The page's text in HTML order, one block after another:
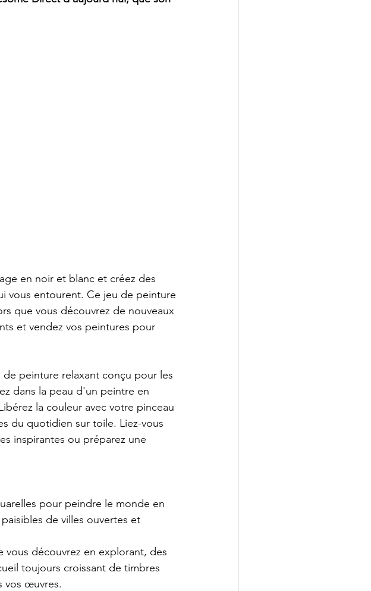
en noir et blanc et créez des
vous entourent. Ce jeu de peinture
que vous découvrez de nouveaux
et vendez vos peintures pour
peinture relaxant conçu pour les
dans la peau d'un peintre en
la couleur avec votre pinceau
du quotidien sur toile. Liez-vous
inspirantes ou préparez une
pour peindre le monde en
de villes ouvertes et
vous découvrez en explorant, des
toujours croissant de timbres
vos œuvres.